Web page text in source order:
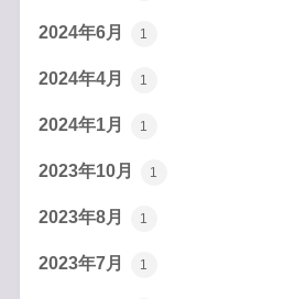
2024年6月 1
2024年4月 1
2024年1月 1
2023年10月 1
2023年8月 1
2023年7月 1